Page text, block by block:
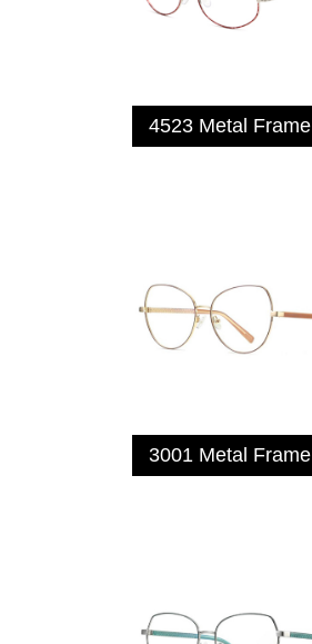
4523 Metal Frame
3001 Metal Frame